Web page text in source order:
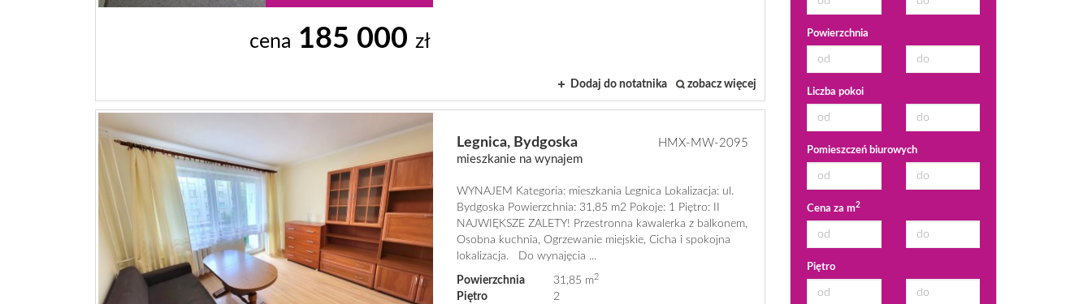
cena 185 000 zł
Dodaj do notatnika zobacz więcej
Legnica, Bydgoska
mieszkanie na wynajem
HMX-MW-2095
WYNAJEM Kategoria: mieszkania Legnica Lokalizacja: ul.
Bydgoska Powierzchnia: 31,85 m2 Pokoje: 1 Piętro: II
NAJWIĘKSZE ZALETY! Przestronna kawalerka z balkonem,
Osobna kuchnia, Ogrzewanie miejskie, Cicha i spokojna
lokalizacja. Do wynajęcia ...
Powierzchnia 31,85 m2
Piętro
2
Powierzchnia
Liczba pokoi
Pomieszczeń biurowych
Cena za m2
Piętro